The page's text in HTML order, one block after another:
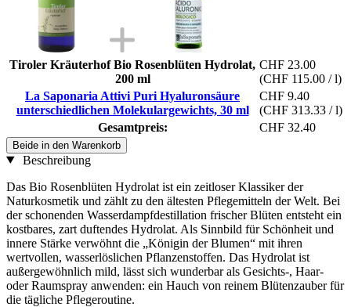
Tiroler Kräuterhof Bio Rosenblüten Hydrolat,
200 ml
CHF 23.00
(CHF 115.00 / l)
La Saponaria Attivi Puri Hyaluronsäure
unterschiedlichen Molekulargewichts, 30 ml
CHF 9.40
(CHF 313.33 / l)
Gesamtpreis:
CHF 32.40
Beide in den Warenkorb
Beschreibung
Das Bio Rosenblüten Hydrolat ist ein zeitloser Klassiker der
Naturkosmetik und zählt zu den ältesten Pflegemitteln der Welt. Bei
der schonenden Wasserdampfdestillation frischer Blüten entsteht ein
kostbares, zart duftendes Hydrolat. Als Sinnbild für Schönheit und
innere Stärke verwöhnt die „Königin der Blumen“ mit ihren
wertvollen, wasserlöslichen Pflanzenstoffen. Das Hydrolat ist
außergewöhnlich mild, lässt sich wunderbar als Gesichts-, Haar-
oder Raumspray anwenden: ein Hauch von reinem Blütenzauber für
die tägliche Pflegeroutine.